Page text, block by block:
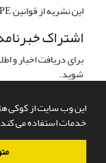
این وب سایت از کوکی ها
خدمات استفاده می
این نشریه از قوانین COPE تبعیت میکند.
اشتراک
برای دریافت اخبار و
شوید.